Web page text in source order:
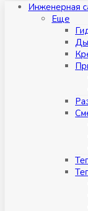
Инженерная
Eще